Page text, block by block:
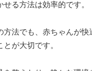
る方法は効率的です。
方法でも、赤ちゃんが
とが大切です。